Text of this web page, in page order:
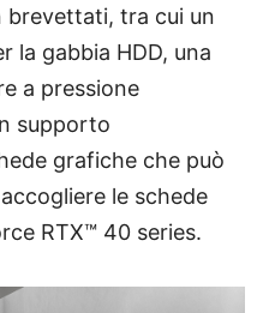
brevettati, tra cui un
la gabbia HDD, una
a pressione
supporto
grafiche che può
le schede
RTX™ 40 series.